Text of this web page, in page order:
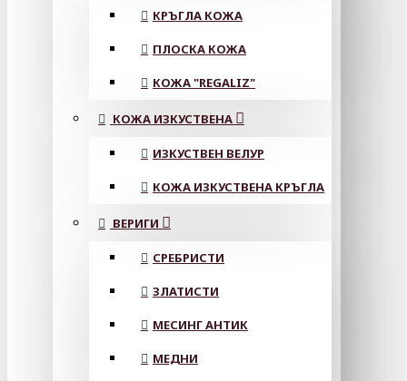
КРЪГЛА КОЖА
ПЛОСКА КОЖА
КОЖА "REGALIZ"
КОЖА ИЗКУСТВЕНА
ИЗКУСТВЕН ВЕЛУР
КОЖА ИЗКУСТВЕНА КРЪГЛА
ВЕРИГИ
СРЕБРИСТИ
ЗЛАТИСТИ
МЕСИНГ АНТИК
МЕДНИ